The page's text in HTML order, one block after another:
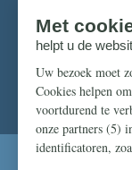
Mis
Zorg dat